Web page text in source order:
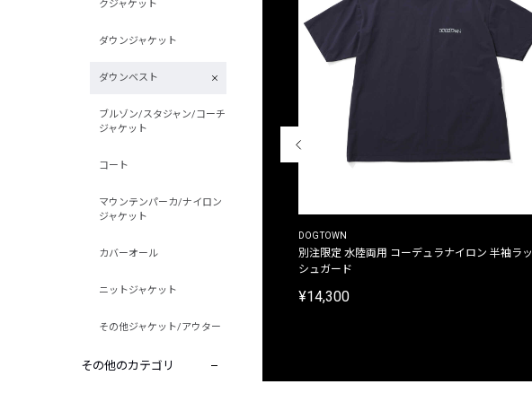
クジャケット
ダウンジャケット
ダウンベスト
ブルゾン/スタジャン/コーチ
ジャケット
コート
マウンテンパーカ/ナイロン
ジャケット
カバーオール
ニットジャケット
その他ジャケット/アウター
その他のカテゴリ
別注限定 ピグメントダイ バックプリント サーフ
DOGTOWN
別注限定 水陸両用 コーデュラナイロン 半袖ラッ
シュガード
¥14,300